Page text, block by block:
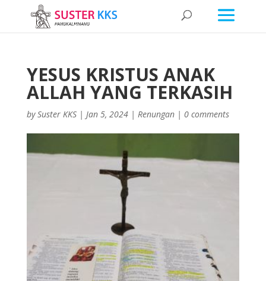
YESUS KRISTUS ANAK
ALLAH YANG TERKASIH
bySuster KKS| Jan 5, 2024| Renungan| 0 comments